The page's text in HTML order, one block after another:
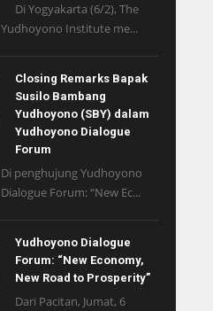
Di Yogyakarta (6/2), The
Yudhoyono Institute me...
Closing Remarks Bapak
Susilo Bambang
Yudhoyono (SBY) dalam
Yudhoyono Dialogue
Forum
Di penghujung Yudhoyono
Dialogue Forum: “New Ec...
Yudhoyono Dialogue
Forum: “New Economy,
New Road to Prosperity”
Dari Pacitan, Jumat, 6